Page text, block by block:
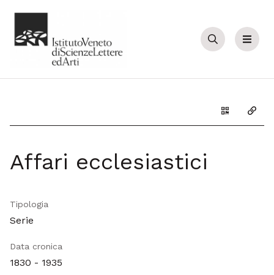
Cerca Menu
Genera il
Affari ecclesiastici
Tipologia
Serie
Data cronica
1830 - 1935